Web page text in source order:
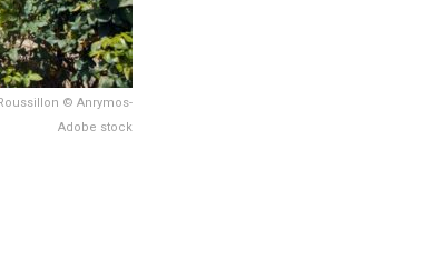
© Anrymos-
Adobe stock